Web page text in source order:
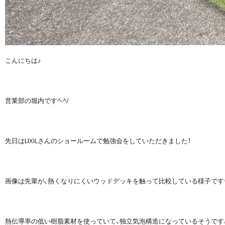
こんにちは♪
営業部の堀内です^-^/
先日はLIXILさんのショールームで勉強会をしていただきました！
画像は先輩が、熱くなりにくいウッドデッキを触って比較している様子です
熱伝導率の低い樹脂素材を使っていて、独立気泡構造になっているそうで